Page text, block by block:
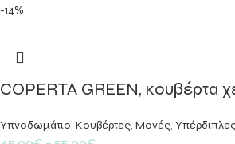
-14%
COPERTA GREEN, κουβέρτα
Υπνοδωμάτιο, Κουβέρτες, Μονές,